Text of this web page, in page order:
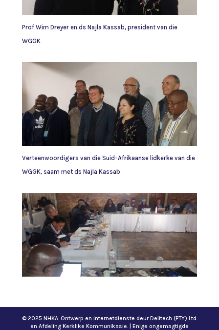
Prof Wim Dreyer en ds Najla Kassab, president van die
WGGK
Verteenwoordigers van die Suid-Afrikaanse lidkerke van die
WGGK, saam met ds Najla Kassab
© 2025 NHKA. Ontwerp en internetdienste deur Delitech (PTY) Ltd
en Afdeling Kerklike Kommunikasie. | Enige ongemagtigde